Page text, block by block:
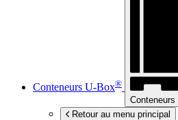
Conteneurs U-Box®
Conteneurs
Retour au menu principal